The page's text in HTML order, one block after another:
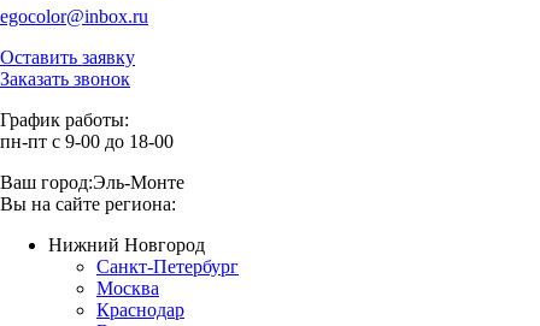
egocolor@inbox.ru
Оставить заявку
Заказать звонок
График работы:
пн-пт с 9-00 до 18-00
Ваш город:Эль-Монте
Вы на сайте региона:
Нижний Новгород
Санкт-Петербург
Москва
Краснодар